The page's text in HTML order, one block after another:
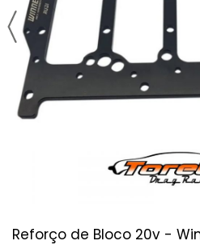
Reforço de Bloco 20v -